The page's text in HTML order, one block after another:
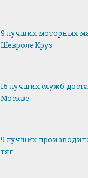
9 лучших моторных
Шевроле Круз
15 лучших служб
Москве
9 лучших
тяг